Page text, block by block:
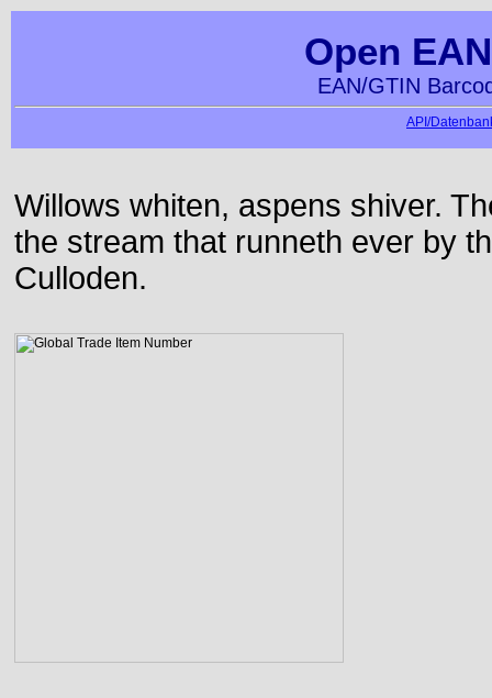
Open
EAN/GTIN
API/
Willows whiten, aspens shiver.
the stream that runneth ever by
Culloden.